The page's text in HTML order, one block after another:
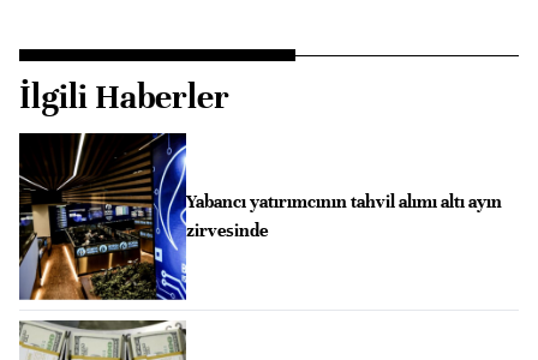
İlgili Haberler
Yabancı yatırımcının tahvil alımı altı ayın
zirvesinde